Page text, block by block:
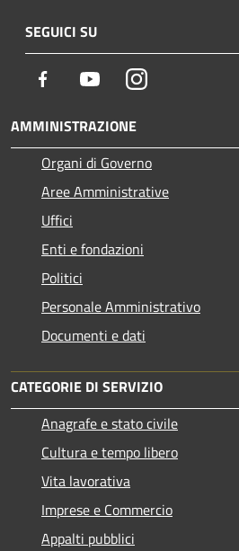
SEGUICI SU
Facebook YoutubeInstagram
AMMINISTRAZIONE
Organi di Governo
Aree Amministrative
Uffici
Enti e fondazioni
Politici
Personale Amministrativo
Documenti e dati
CATEGORIE DI SERVIZIO
Anagrafe e stato civile
Cultura e tempo libero
Vita lavorativa
Imprese e Commercio
Appalti pubblici